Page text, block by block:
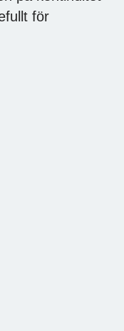
för